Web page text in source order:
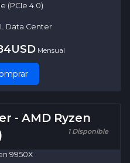
(PCIe 4.0)
Data Center
Mensual
- AMD Ryzen
1 Disponible
9950X